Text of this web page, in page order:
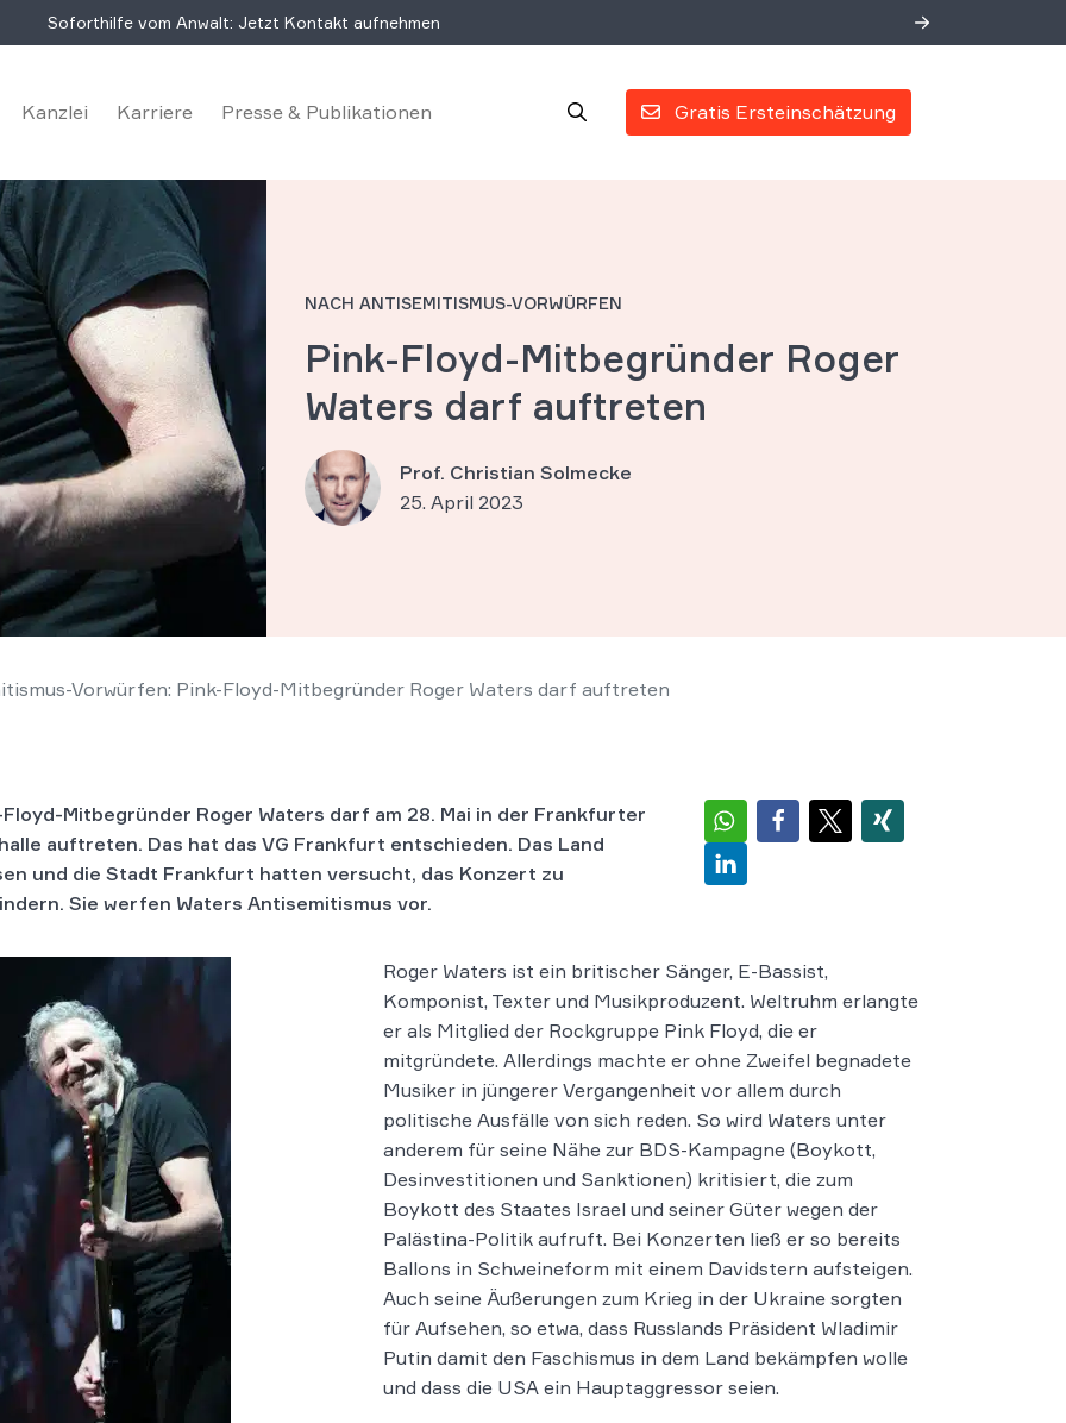
Soforthilfe vom Anwalt: Jetzt Kontakt aufnehmen
Gratis Ersteinschätzung
Kanzlei Karriere Presse & Publikationen
NACH ANTISEMITISMUS-VORWÜRFEN
Pink-Floyd-Mitbegründer Roger
Waters darf auf­t­reten
Prof. Christian Solmecke
25. April 2023
Vorwürfen: Pink-Floyd-Mitbegründer Roger Waters darf auf­t­reten
Floyd-Mitbegründer Roger Waters darf am 28. Mai in der Frankfurter
auftreten. Das hat das VG Frankfurt entschieden. Das Land
und die Stadt Frankfurt hatten versucht, das Konzert zu
Sie werfen Waters Antisemitismus vor.
Roger Waters ist ein britischer Sänger, E-Bassist,
Komponist, Texter und Musikproduzent. Weltruhm erlangte
er als Mitglied der Rockgruppe Pink Floyd, die er
mitgründete. Allerdings machte er ohne Zweifel begnadete
Musiker in jüngerer Vergangenheit vor allem durch
politische Ausfälle von sich reden. So wird Waters unter
anderem für seine Nähe zur BDS-Kampagne (Boykott,
Desinvestitionen und Sanktionen) kritisiert, die zum
Boykott des Staates Israel und seiner Güter wegen der
Palästina-Politik aufruft. Bei Konzerten ließ er so bereits
Ballons in Schweineform mit einem Davidstern aufsteigen.
Auch seine Äußerungen zum Krieg in der Ukraine sorgten
für Aufsehen, so etwa, dass Russlands Präsident Wladimir
Putin damit den Faschismus in dem Land bekämpfen wolle
und dass die USA ein Hauptaggressor seien.